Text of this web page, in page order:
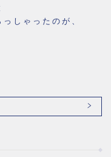
しゃったのが、